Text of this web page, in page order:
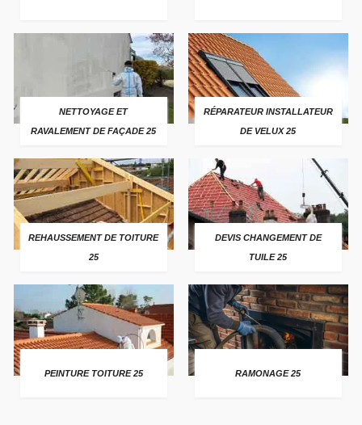
NETTOYAGE ET
RAVALEMENT DE FAÇADE 25
RÉPARATEUR INSTALLATEUR
DE VELUX 25
REHAUSSEMENT DE TOITURE
25
DEVIS CHANGEMENT DE
TUILE 25
PEINTURE TOITURE 25 RAMONAGE 25